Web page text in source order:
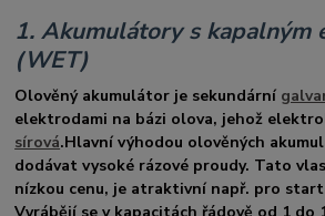
1. Akumulátory s kapalným
(WET)
Olověný akumulátor je sekundární
elektrodami na bázi olova, jehož
sírová.Hlavní výhodou olověných
dodávat vysoké rázové proudy. Tato
nízkou cenu, je atraktivní např. pro